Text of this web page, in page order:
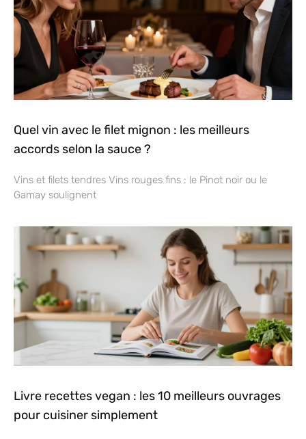
Quel vin avec le filet mignon : les meilleurs
accords selon la sauce ?
Vins et filets tendres Vins rouges fins : le Pinot noir ou le
Gamay soulignent
Livre recettes vegan : les 10 meilleurs ouvrages
pour cuisiner simplement